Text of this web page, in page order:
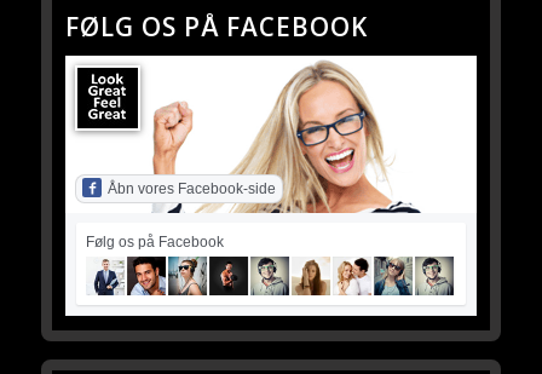
FØLG OS PÅ FACEBOOK
Åbn vores Facebook-side
Følg os på Facebook